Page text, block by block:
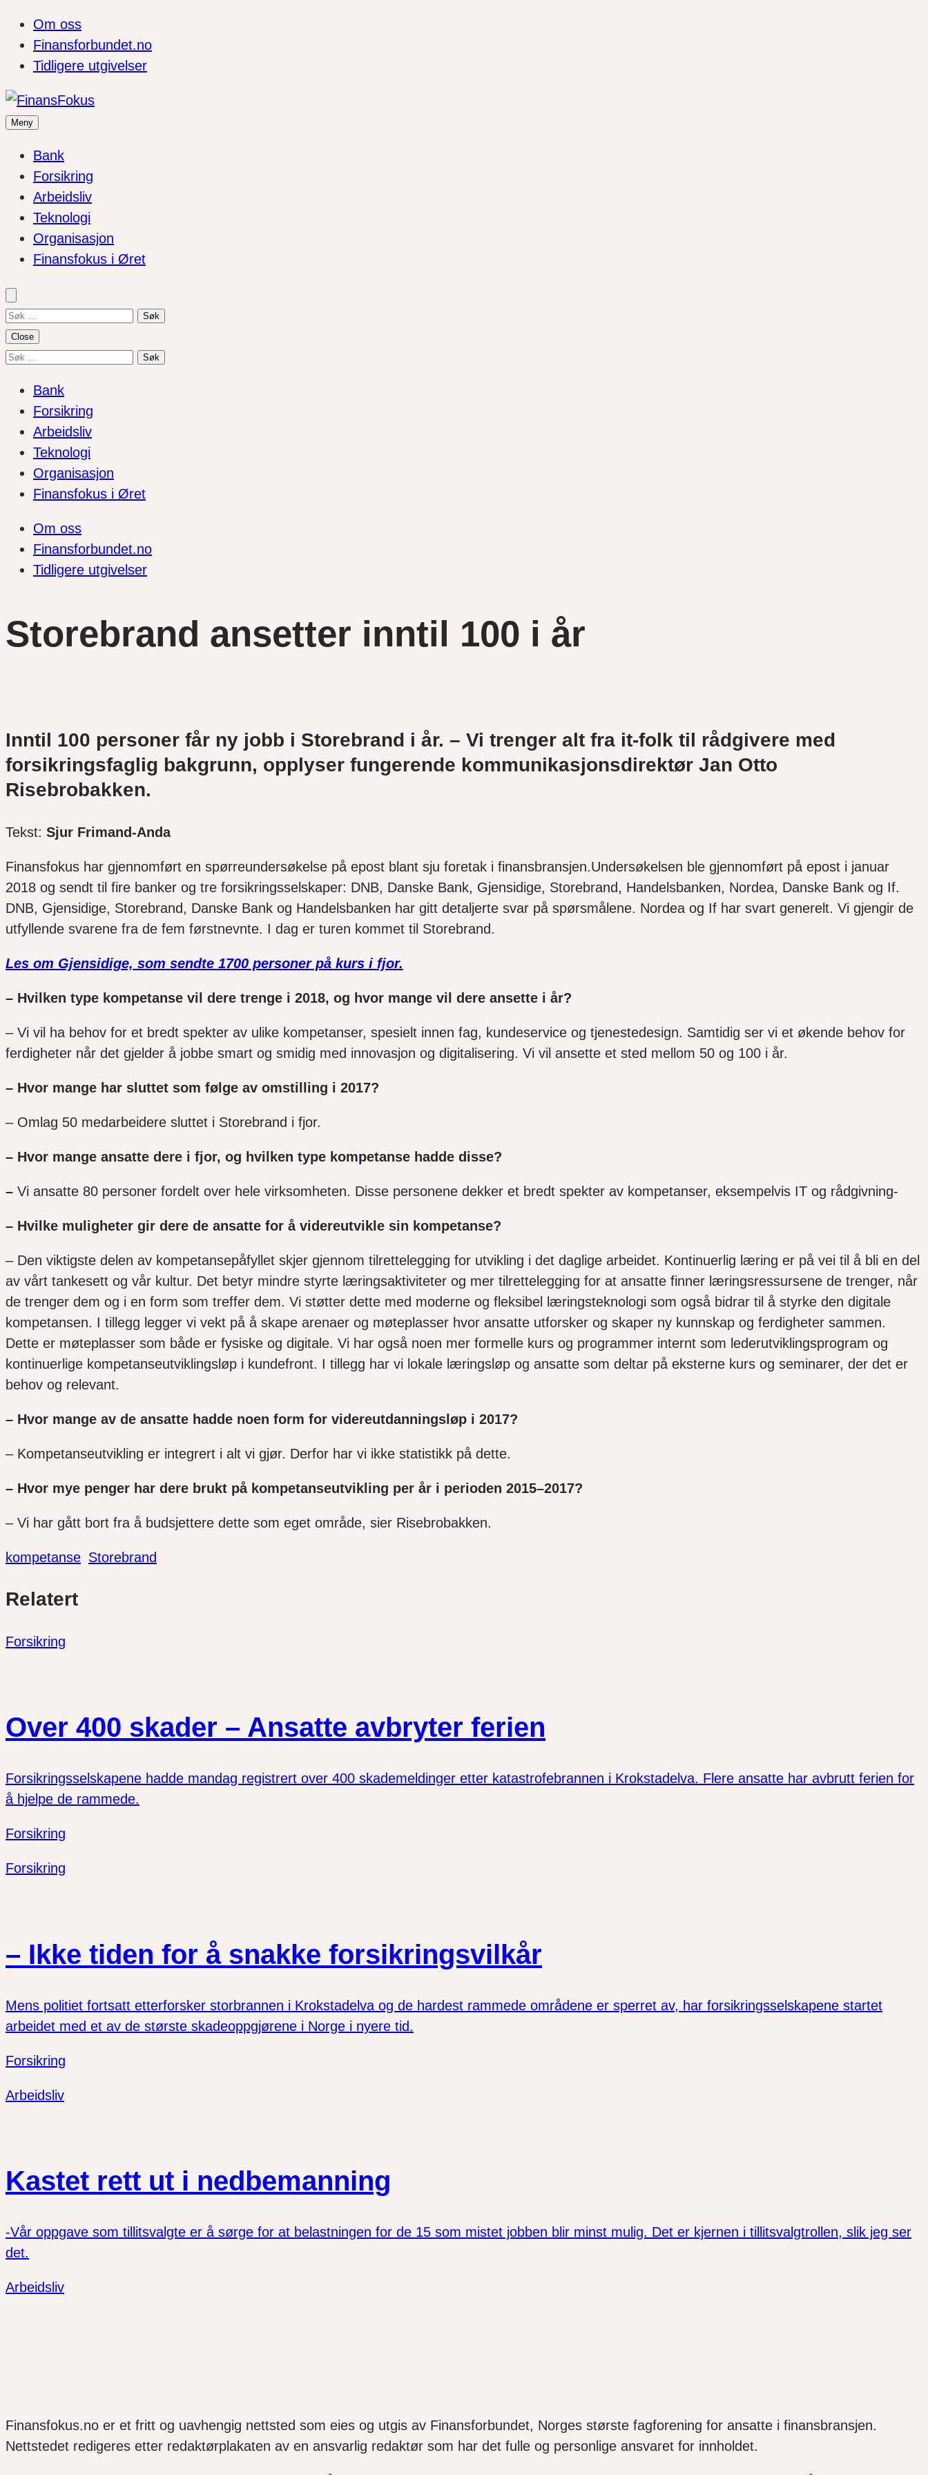
Om oss
Finansforbundet.no
Tidligere utgivelser
Meny
Bank
Forsikring
Arbeidsliv
Teknologi
Organisasjon
Finansfokus i Øret
Søk
etter:
Close
Søk
Bank
Forsikring
Arbeidsliv
Teknologi
Organisasjon
Finansfokus i Øret
Om oss
Finansforbundet.no
Tidligere utgivelser
Storebrand ansetter inntil 100 i år
Inntil 100 personer får ny jobb i Storebrand i år. – Vi trenger alt fra it-folk til rådgivere med
forsikringsfaglig bakgrunn, opplyser fungerende kommunikasjonsdirektør Jan Otto
Risebrobakken.
Tekst: Sjur Frimand-Anda
Finansfokus har gjennomført en spørreundersøkelse på epost blant sju foretak i finansbransjen.Undersøkelsen ble gjennomført på epost i januar
2018 og sendt til fire banker og tre forsikringsselskaper: DNB, Danske Bank, Gjensidige, Storebrand, Handelsbanken, Nordea, Danske Bank og If.
DNB, Gjensidige, Storebrand, Danske Bank og Handelsbanken har gitt detaljerte svar på spørsmålene. Nordea og If har svart generelt. Vi gjengir de
utfyllende svarene fra de fem førstnevnte. I dag er turen kommet til Storebrand.
Les om Gjensidige, som sendte 1700 personer på kurs i fjor.
– Hvilken type kompetanse vil dere trenge i 2018, og hvor mange vil dere ansette i år?
– Vi vil ha behov for et bredt spekter av ulike kompetanser, spesielt innen fag, kundeservice og tjenestedesign. Samtidig ser vi et økende behov for
ferdigheter når det gjelder å jobbe smart og smidig med innovasjon og digitalisering. Vi vil ansette et sted mellom 50 og 100 i år.
– Hvor mange har sluttet som følge av omstilling i 2017?
– Omlag 50 medarbeidere sluttet i Storebrand i fjor.
– Hvor mange ansatte dere i fjor, og hvilken type kompetanse hadde disse?
– Vi ansatte 80 personer fordelt over hele virksomheten. Disse personene dekker et bredt spekter av kompetanser, eksempelvis IT og rådgivning-
– Hvilke muligheter gir dere de ansatte for å videreutvikle sin kompetanse?
– Den viktigste delen av kompetansepåfyllet skjer gjennom tilrettelegging for utvikling i det daglige arbeidet. Kontinuerlig læring er på vei til å bli en del
av vårt tankesett og vår kultur. Det betyr mindre styrte læringsaktiviteter og mer tilrettelegging for at ansatte finner læringsressursene de trenger, når
de trenger dem og i en form som treffer dem. Vi støtter dette med moderne og fleksibel læringsteknologi som også bidrar til å styrke den digitale
kompetansen. I tillegg legger vi vekt på å skape arenaer og møteplasser hvor ansatte utforsker og skaper ny kunnskap og ferdigheter sammen.
Dette er møteplasser som både er fysiske og digitale. Vi har også noen mer formelle kurs og programmer internt som lederutviklingsprogram og
kontinuerlige kompetanseutviklingsløp i kundefront. I tillegg har vi lokale læringsløp og ansatte som deltar på eksterne kurs og seminarer, der det er
behov og relevant.
– Hvor mange av de ansatte hadde noen form for videreutdanningsløp i 2017?
– Kompetanseutvikling er integrert i alt vi gjør. Derfor har vi ikke statistikk på dette.
– Hvor mye penger har dere brukt på kompetanseutvikling per år i perioden 2015–2017?
– Vi har gått bort fra å budsjettere dette som eget område, sier Risebrobakken.
kompetanse Storebrand
link
på
på
Relatert
Forsikring
Over 400 skader – Ansatte avbryter ferien
Forsikringsselskapene hadde mandag registrert over 400 skademeldinger etter katastrofebrannen i Krokstadelva. Flere ansatte har avbrutt ferien for
å hjelpe de rammede.
Forsikring
Forsikring
– Ikke tiden for å snakke forsikringsvilkår
Mens politiet fortsatt etterforsker storbrannen i Krokstadelva og de hardest rammede områdene er sperret av, har forsikringsselskapene startet
arbeidet med et av de største skadeoppgjørene i Norge i nyere tid.
Forsikring
Arbeidsliv
Kastet rett ut i nedbemanning
-Vår oppgave som tillitsvalgte er å sørge for at belastningen for de 15 som mistet jobben blir minst mulig. Det er kjernen i tillitsvalgtrollen, slik jeg ser
det.
Arbeidsliv
Finansfokus.no er et fritt og uavhengig nettsted som eies og utgis av Finansforbundet, Norges største fagforening for ansatte i finansbransjen.
Nettstedet redigeres etter redaktørplakaten av en ansvarlig redaktør som har det fulle og personlige ansvaret for innholdet.